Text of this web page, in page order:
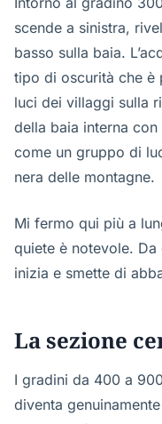
scende a sinistra,
basso sulla baia.
tipo di oscurità che
luci dei villaggi sulla
della baia interna
come un gruppo di
nera delle montagne.
Mi fermo qui più a
quiete è notevole.
inizia e smette di
La sezione
I gradini da 400 a
diventa